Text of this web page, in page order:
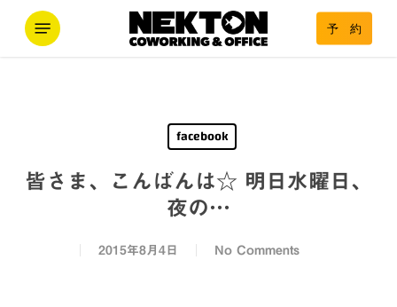
予 約
Menu
facebook
皆さま、こんばんは☆ 明日水曜日、
夜の…
2015年8月4日 No Comments